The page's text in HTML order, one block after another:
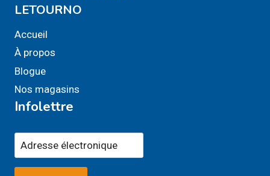
LETOURNO
Accueil
À propos
Blogue
Nos magasins
Infolettre